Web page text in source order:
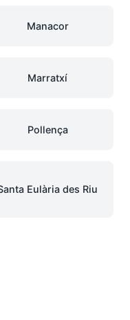
Manacor
Marratxí
Pollença
Eulària des Riu